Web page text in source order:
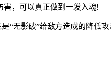
害，可以真正做到一发入魂!
“无影破”给敌方造成的降低